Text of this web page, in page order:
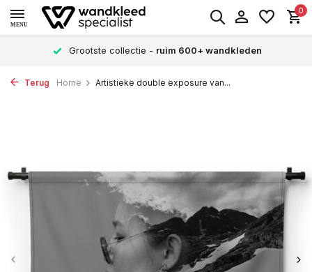
MENU
0
Grootste collectie - ruim 600+ wandkleden
Terug Home Artistieke double exposure van...